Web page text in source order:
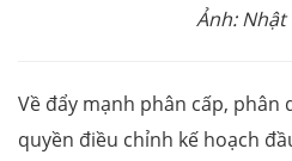
Ảnh: Nhật
Về đẩy mạnh phân cấp, phân
quyền điều chỉnh kế hoạch